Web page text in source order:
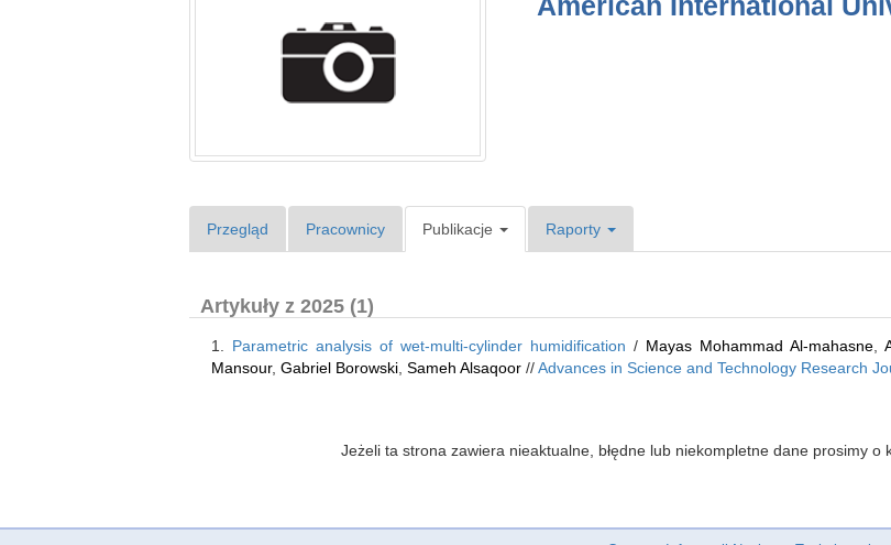
Przegląd Pracownicy Publikacje Raporty
Artykuły z 2025 (1)
1. Parametric analysis of wet-multi-cylinder humidification / Mayas Mohammad Al-mahasne
Mansour, Gabriel Borowski Sameh Alsaqoor //Advances in Science and Technology Research
Jeżeli ta strona zawiera nieaktualne, błędne lub niekompletne dane prosimy o